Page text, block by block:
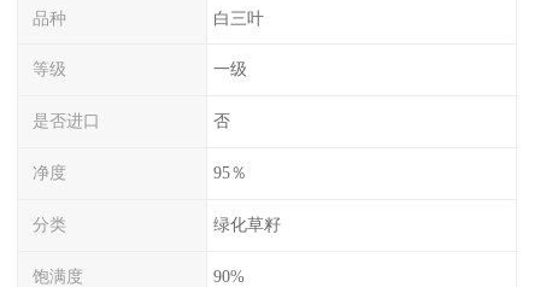
品种 白三叶
等级 一级
是否进口 否
净度 95％
分类 绿化草籽
饱满度 90%